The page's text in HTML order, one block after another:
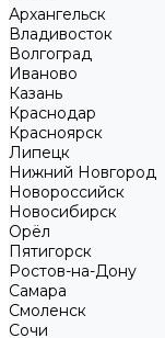
Архангельск
Владивосток
Волгоград
Иваново
Казань
Краснодар
Красноярск
Липецк
Нижний Новгород
Новороссийск
Новосибирск
Орёл
Пятигорск
Ростов-на-Дону
Самара
Смоленск
Сочи